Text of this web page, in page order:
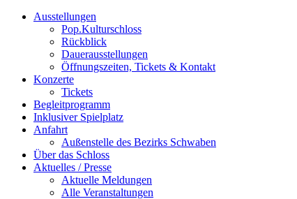
Ausstellungen
Pop.Kulturschloss
Rückblick
Dauerausstellungen
Öffnungszeiten, Tickets & Kontakt
Konzerte
Tickets
Begleitprogramm
Inklusiver Spielplatz
Anfahrt
Außenstelle des Bezirks Schwaben
Über das Schloss
Aktuelles / Presse
Aktuelle Meldungen
Alle Veranstaltungen